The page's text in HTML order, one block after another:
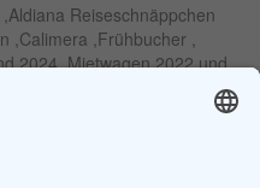
Reiseschnäppchen
,Calimera ,Frühbucher ,
2024 ,Mietwagen 2022 und
2022 und 2032,
Touren,Angebote Für
Angebote Für